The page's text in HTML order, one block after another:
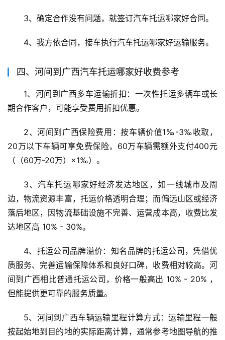
3、确定合作没有问题，就签订汽车托运哪家好合同。
4、我方依合同，接车执行汽车托运哪家好运输服务。
四、河间到广西汽车托运哪家好收费参考
1、河间到广西多车运输折扣：一次性托运多辆车或长
期合作客户，可能享受费用折扣优惠。
2、河间到广西保险费用：按车辆价值1‰-3‰收取，
20万以下车辆可享免费保险，60万车辆需额外支付400元
（（60万-20万）×1‰）。
3、汽车托运哪家好经济发达地区，如一线城市及周
边，物流资源丰富，托运价格透明合理；而偏远山区或经济
落后地区，因物流基础设施不完善、运营成本高，收费比发
达地区高 10% - 30%。
4、托运公司品牌溢价：知名品牌的托运公司，凭借优
质服务、完善运输保障体系和良好口碑，收费相对较高。河
间到广西相比普通托运公司，价格一般高出 10% - 20% ，
但能提供更可靠的服务质量。
5、河间到广西车辆运输里程计算方式：运输里程一般
按起始地到目的地的实际距离计算，通常参考地图导航的推